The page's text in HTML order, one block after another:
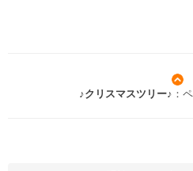
♪クリスマスツリー♪ ：